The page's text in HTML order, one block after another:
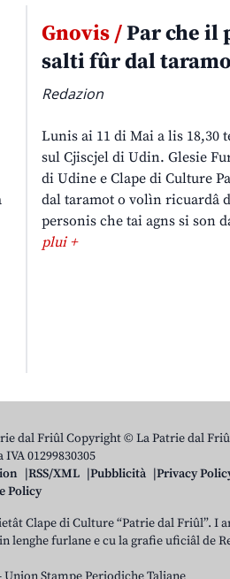
Gnovis /Par che il
salti fûr dal
Redazion
Lunis ai 11 di Mai a lis 18,30
sul Cjiscjel di Udin. Glesie
di Udine e Clape di Culture
dal taramot o volìn ricuardâ
personis che tai agns si son
plui +
dal Friûl Copyright © La Patrie dal
01299830305
RSS/XML Pubblicità
Privacy
Policy
Clape di Culture “Patrie dal Friûl”. I
lenghe furlane e cu la grafie uficiâl de